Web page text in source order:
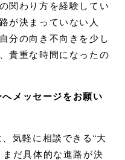
関わり方を経験してい
が決まっていない人
分の向き不向きを少し
貴重な時間になったの
メッセージをお願い
気軽に相談できる“大
まだ具体的な進路が決